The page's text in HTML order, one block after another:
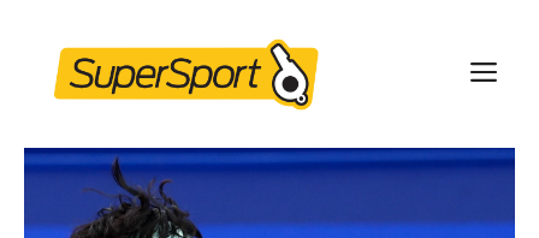
content